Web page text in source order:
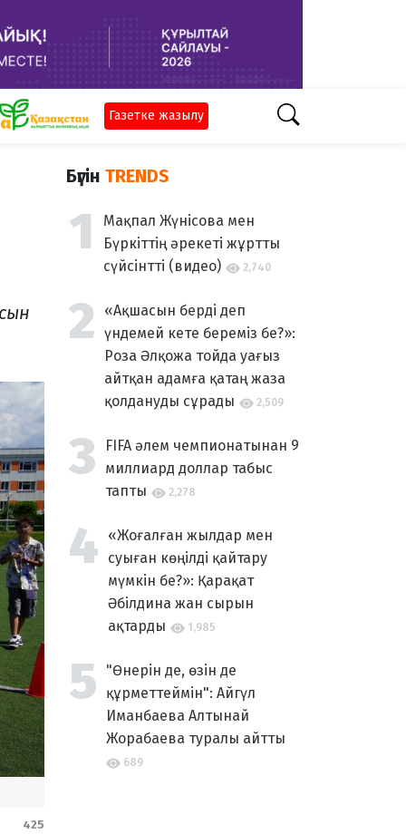
Газетке жазылу
425
Бүгін TRENDS
Мақпал Жүнісова мен
Бүркіттің әрекеті жұртты
сүйсінтті (видео)
2,740
«Ақшасын берді деп
үндемей кете береміз бе?»:
Роза Әлқожа тойда уағыз
айтқан адамға қатаң жаза
қолдануды сұрады
2,509
FIFA әлем чемпионатынан 9
миллиард доллар табыс
тапты
2,278
«Жоғалған жылдар мен
суыған көңілді қайтару
мүмкін бе?»: Қарақат
Әбілдина жан сырын
ақтарды
1,985
"Өнерін де, өзін де
құрметтеймін": Айгүл
Иманбаева Алтынай
Жорабаева туралы айтты
689